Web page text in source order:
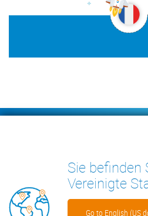
KONDENSATPUMPEN
INSIGHTS
Sie befinden
Vereinigte
Go to English (US